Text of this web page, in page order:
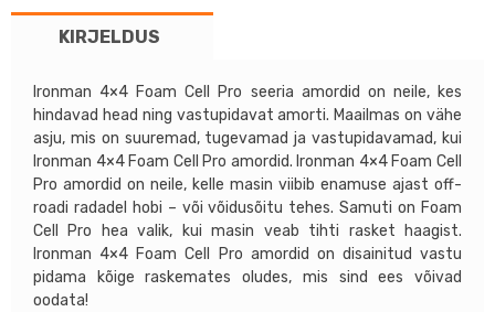
+
4×4
tõstesari
+45mm
kogus
KIRJELDUS
Ironman 4×4 Foam Cell Pro seeria amordid on neile, kes
hindavad head ning vastupidavat amorti. Maailmas on vähe
asju, mis on suuremad, tugevamad ja vastupidavamad, kui
Ironman 4×4 Foam Cell Pro amordid. Ironman 4×4 Foam Cell
Pro amordid on neile, kelle masin viibib enamuse ajast off-
roadi radadel hobi – või võidusõitu tehes. Samuti on Foam
Cell Pro hea valik, kui masin veab tihti rasket haagist.
Ironman 4×4 Foam Cell Pro amordid on disainitud vastu
pidama kõige raskemates oludes, mis sind ees võivad
oodata!